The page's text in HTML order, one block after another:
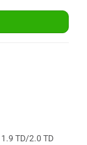
TD/2.0 TD